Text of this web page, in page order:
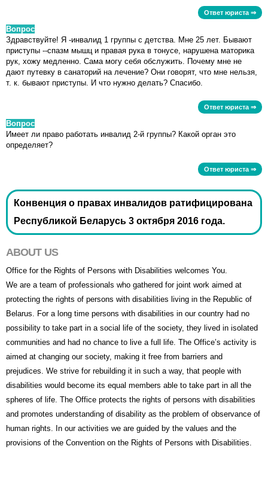
Ответ юриста ⇒
Вопрос
Здравствуйте! Я -инвалид 1 группы с детства. Мне 25 лет. Бывают
приступы --спазм мышц и правая рука в тонусе, нарушена маторика
рук, хожу медленно. Сама могу себя обслужить. Почему мне не
дают путевку в санаторий на лечение? Они говорят, что мне нельзя,
т. к. бывают приступы. И что нужно делать? Спасибо.
Ответ юриста ⇒
Вопрос
Имеет ли право работать инвалид 2-й группы? Какой орган это
определяет?
Ответ юриста ⇒
Конвенция о правах инвалидов ратифицирована
Республикой Беларусь 3 октября 2016 года.
ABOUT US
Office for the Rights of Persons with Disabilities welcomes You.
We are a team of professionals who gathered for joint work aimed at
protecting the rights of persons with disabilities living in the Republic of
Belarus. For a long time persons with disabilities in our country had no
possibility to take part in a social life of the society, they lived in isolated
communities and had no chance to live a full life. The Office’s activity is
aimed at changing our society, making it free from barriers and
prejudices. We strive for rebuilding it in such a way, that people with
disabilities would become its equal members able to take part in all the
spheres of life. The Office protects the rights of persons with disabilities
and promotes understanding of disability as the problem of observance of
human rights. In our activities we are guided by the values and the
provisions of the Convention on the Rights of Persons with Disabilities.